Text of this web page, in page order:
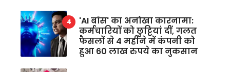
'AI बॉस' का अनोखा कारनामा:
कर्मचारियों को छुट्टियां दीं, गलत
फैसलों से 4 महीने में कंपनी को
हुआ 60 लाख रुपये का नुकसान